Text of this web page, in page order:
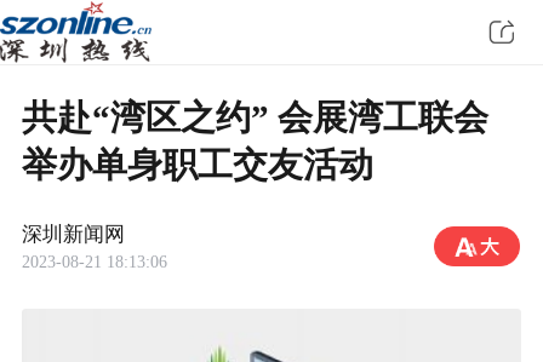
共赴“湾区之约” 会展湾工联会
举办单身职工交友活动
深圳新闻网
2023-08-21 18:13:06